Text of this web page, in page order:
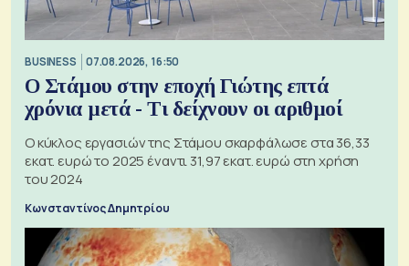
BUSINESS 07.08.2026, 16:50
Ο Στάμου στην εποχή Γιώτης επτά
χρόνια μετά - Τι δείχνουν οι αριθμοί
Ο κύκλος εργασιών της Στάμου σκαρφάλωσε στα 36,33
εκατ. ευρώ το 2025 έναντι 31,97 εκατ. ευρώ στη χρήση
του 2024
Κωνσταντίνος Δημητρίου